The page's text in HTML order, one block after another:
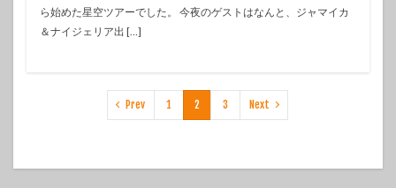
ら始めた星空ツアーでした。 今夜のゲストはなんと、ジャマイカ
＆ナイジェリア出 […]
Prev 1 2 3 Next